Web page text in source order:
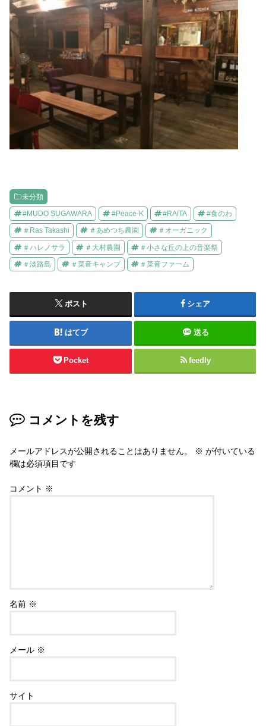
未分類
#MUDO SUGAWARA #Peace-K #RAITA #食のわ
＃Ras Takashi ＃あめつち農園 ＃オーガニック
＃ハレノサラ ＃大村農園 ＃小さな丘の上の音楽祭
＃淡路島 ＃菜音キャンプ ＃菜音ファーム
ポスト シェア
はてブ 送る
Pocket feedly
コメントを残す
メールアドレスが公開されることはありません。 ※ が付いている
欄は必須項目です
コメント ※
名前 ※
メール ※
サイト